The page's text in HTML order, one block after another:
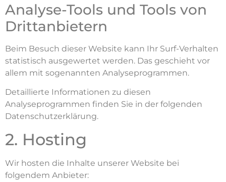
Analyse-Tools und Tools von
Dritt­anbietern
Beim Besuch dieser Website kann Ihr Surf-Verhalten
statistisch ausgewertet werden. Das geschieht vor
allem mit sogenannten Analyseprogrammen.
Detaillierte Informationen zu diesen
Analyseprogrammen finden Sie in der folgenden
Datenschutzerklärung.
2. Hosting
Wir hosten die Inhalte unserer Website bei
folgendem Anbieter: